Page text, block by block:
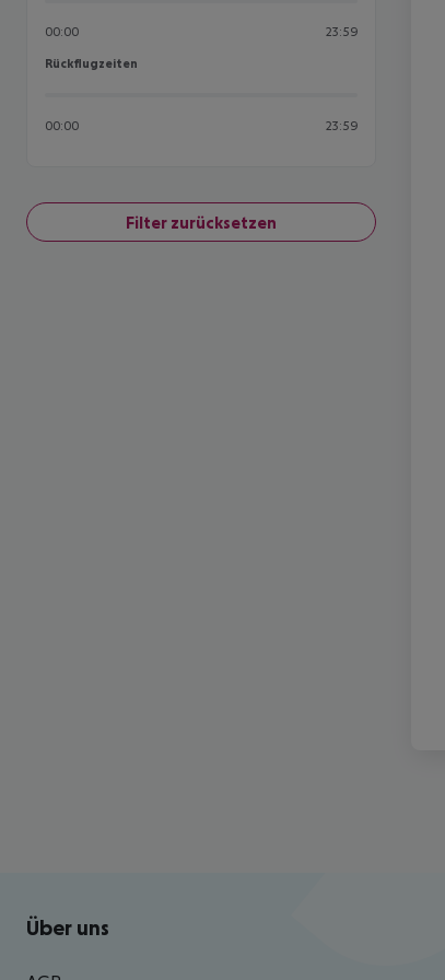
00:00 23:59
Rückflugzeiten
Rückflugzeiten
00:00 23:59
Filter zurücksetzen
Footer navigation
Über uns